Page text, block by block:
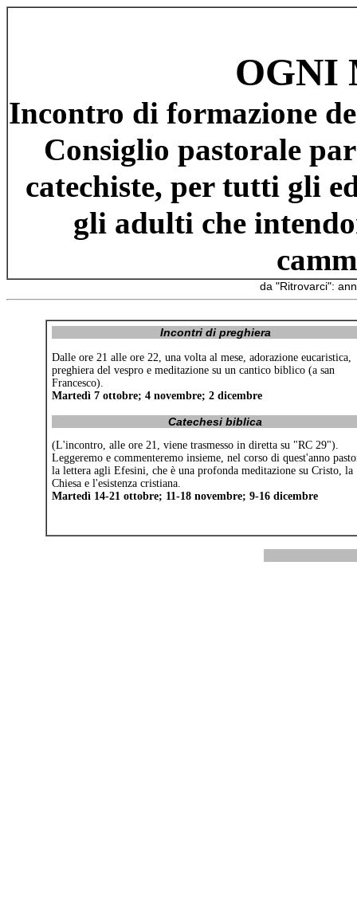
OGNI
Incontro di formazione
Consiglio pastorale
catechiste, per tutti gli
gli adulti che
da "Ritrovarci":
Incontri di preghiera
Dalle ore 21 alle ore 22, una volta al mese, adorazione eucaristica,
preghiera del vespro e meditazione su un cantico biblico (a san
Francesco).
Martedì 7 ottobre; 4 novembre; 2 dicembre
Catechesi biblica
(L'incontro, alle ore 21, viene trasmesso in diretta su "RC 29").
Leggeremo e commenteremo insieme, nel corso di quest'anno
la lettera agli Efesini, che è una profonda meditazione su Cristo, la
Chiesa e l'esistenza cristiana.
Martedì 14-21 ottobre; 11-18 novembre; 9-16 dicembre